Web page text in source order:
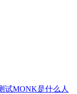
试MONK是什么人